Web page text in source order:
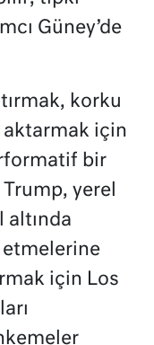
Güney’de
korku
aktarmak için
bir
yerel
etmelerine
için Los